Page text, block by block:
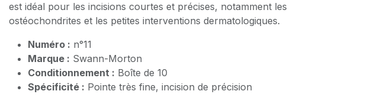
est idéal pour les incisions courtes et précises, notamment les
ostéochondrites et les petites interventions dermatologiques.
Numéro : n°11
Marque : Swann-Morton
Conditionnement : Boîte de 10
Spécificité : Pointe très fine, incision de précision